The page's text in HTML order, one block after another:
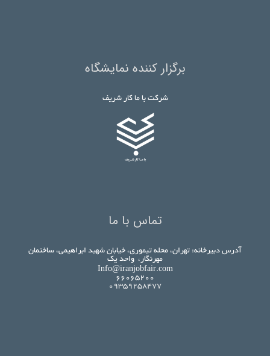
برگزار کننده نمایشگاه
شرکت با ما کار شریف
تماس با ما
آدرس دبیرخانه: تهران، محله تیموری، خیابان شهید ابراهیمی، ساختمان
مهرنگار، واحد یک
Info@iranjobfair.com
۶۶۰۶۵۲۰۰
09359258477